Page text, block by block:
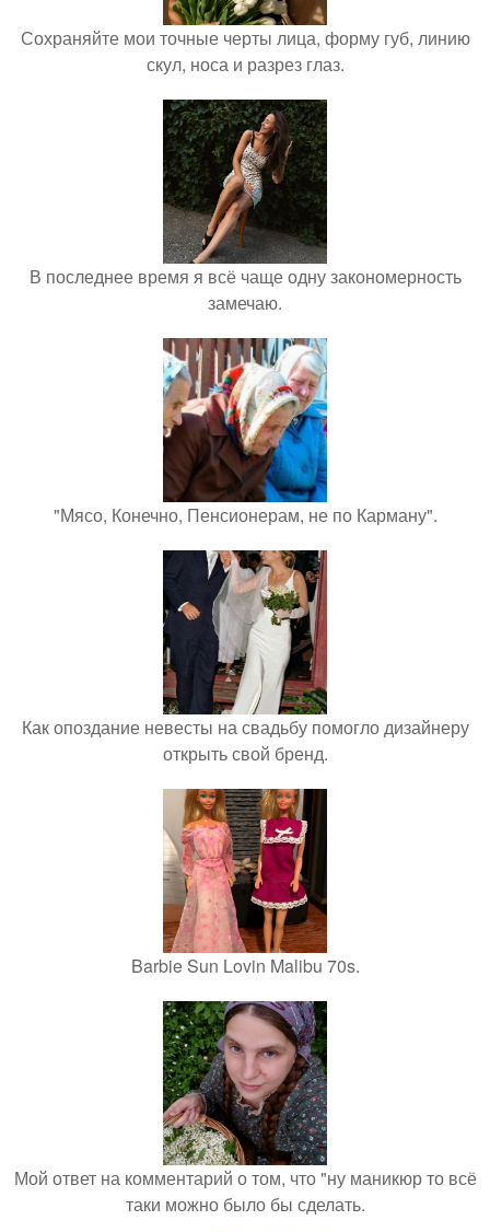
Сохраняйте мои точные черты лица, форму губ, линию
скул, носа и разрез глаз.
В последнее время я всё чаще одну закономерность
замечаю.
"Мясо, Конечно, Пенсионерам, не по Карману".
Как опоздание невесты на свадьбу помогло дизайнеру
открыть свой бренд.
Barbie Sun Lovin Malibu 70s.
Мой ответ на комментарий о том, что "ну маникюр то всё
таки можно было бы сделать.